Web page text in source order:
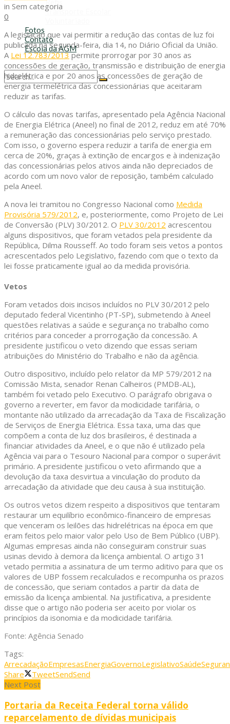
Refis
Transporte Escolar
Fotos
Contato
Escola da AGM
Cursos da AGM
No Result
View All Result
in Sem categoria
0
A legislação que vai permitir a redução das contas de luz foi
publicada na segunda-feira, dia 14, no Diário Oficial da União.
A Lei 12.783/2013permite prorrogar por 30 anos as
concessões de geração, transmissão e distribuição de energia
hidrelétrica e por 20 anos as concessões de geração de
energia termelétrica das concessionárias que aceitaram
reduzir as tarifas.
O cálculo das novas tarifas, apresentado pela Agência Nacional
de Energia Elétrica (Aneel) no final de 2012, reduz em até 70%
a remuneração das concessionárias pelo serviço prestado.
Com isso, o governo espera reduzir a tarifa de energia em
cerca de 20%, graças à extinção de encargos e à indenização
das concessionárias pelos ativos ainda não depreciados de
acordo com um novo valor de reposição, também calculado
pela Aneel.
A nova lei tramitou no Congresso Nacional como Medida
Provisória 579/2012, e, posteriormente, como Projeto de Lei
de Conversão (PLV) 30/2012. O PLV 30/2012 acrescentou
alguns dispositivos, que foram vetados pela presidente da
República, Dilma Rousseff. Ao todo foram seis vetos a pontos
acrescentados pelo Legislativo, fazendo com que o texto da
lei fosse praticamente igual ao da medida provisória.
Vetos
Foram vetados dois incisos incluídos no PLV 30/2012 pelo
deputado federal Vicentinho (PT-SP), submetendo à Aneel
questões relativas a saúde e segurança no trabalho como
critérios para conceder a prorrogação da concessão. A
presidente justificou o veto dizendo que essas seriam
atribuições do Ministério do Trabalho e não da agência.
Outro dispositivo, incluído pelo relator da MP 579/2012 na
Comissão Mista, senador Renan Calheiros (PMDB-AL),
também foi vetado pelo Executivo. O parágrafo obrigava o
governo a reverter, em favor da modicidade tarifária, o
montante não utilizado da arrecadação da Taxa de Fiscalização
de Serviços de Energia Elétrica. Essa taxa, uma das que
compõem a conta de luz dos brasileiros, é destinada a
financiar atividades da Aneel, e o que não é utilizado pela
Agência vai para o Tesouro Nacional para compor o superávit
primário. A presidente justificou o veto afirmando que a
devolução da taxa desvirtua a vinculação do produto da
arrecadação da atividade que deu causa à sua instituição.
Os outros vetos dizem respeito a dispositivos que tentaram
restaurar um equilíbrio econômico-financeiro de empresas
que venceram os leilões das hidrelétricas na época em que
eram feitos pelo maior valor pelo Uso de Bem Público (UBP).
Algumas empresas ainda não conseguiram construir suas
usinas devido à demora da licença ambiental. O artigo 31
vetado permitia a assinatura de um termo aditivo para que os
valores de UBP fossem recalculados e recompunha os prazos
de concessão, que seriam contados a partir da data de
emissão da licença ambiental. Na justificativa, a presidente
disse que o artigo não poderia ser aceito por violar os
princípios da isonomia e da modicidade tarifária.
Fonte: Agência Senado
Tags:
ArrecadaçãoEmpresasEnergiaGovernoLegislativoSaúde
Share
TweetSendSend
Next Post
Portaria da Receita Federal torna válido
reparcelamento de dívidas municipais